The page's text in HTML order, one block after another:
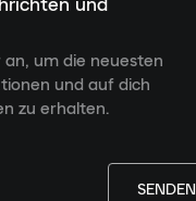
um die neuesten
und auf dich
zu erhalten.
SENDEN